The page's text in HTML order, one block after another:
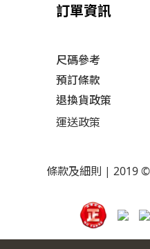
訂單資訊
尺碼參考
預訂條款
退換貨政策​
運送政策​
條款及細則 | 2019